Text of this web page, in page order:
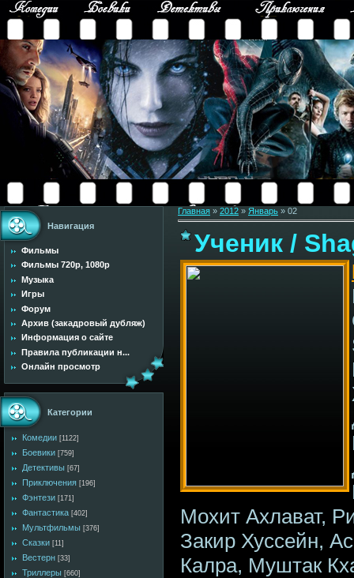
Навигация
Фильмы
Фильмы 720p, 1080p
Музыка
Игры
Форум
Архив (закадровый дубляж)
Информация о сайте
Правила публикации н...
Онлайн просмотр
Категории
Комедии [1122]
Боевики [759]
Детективы [67]
Приключения [196]
Фэнтези [171]
Фантастика [402]
Мультфильмы [376]
Сказки [11]
Вестерн [33]
Триллеры [660]
Главная » 2012 » Январь » 02
Ученик /
Мохит Ахлават,
Закир Хуссейн,
Калра, Муштак